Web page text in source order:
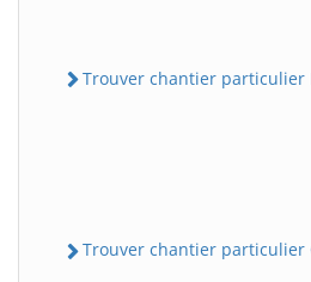
Trouver chantier particulier
Trouver chantier particulier